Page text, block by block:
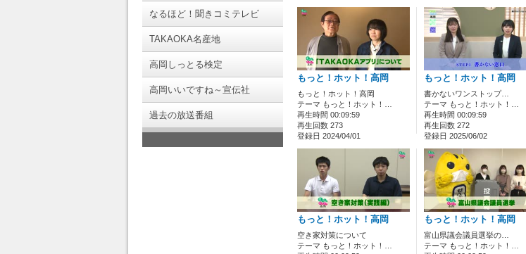
なるほど！聞きコミテレビ
TAKAOKA名産地
高岡しっとる検定
高岡いいですね～宣伝社
過去の放送番組
もっと！ホット！高岡
もっと！ホット！高岡
テーマ もっと！ホット！…
再生時間 00:09:59
再生回数 273
登録日 2024/04/01
もっと！ホット！高岡
書かないワンストップ…
テーマ もっと！ホット！…
再生時間 00:09:59
再生回数 272
登録日 2025/06/02
もっと！ホット！高岡
空き家対策について
テーマ もっと！ホット！…
もっと！ホット！高岡
富山県議会議員選挙の…
テーマ もっと！ホット！…